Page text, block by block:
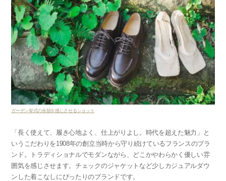
ガーデン挙式の余韻を感じさせるショット
「長く使えて、履き心地よく、仕上がりよし。時代を超えた魅力」と
いうこだわりを1908年の創立当時から守り続けているフランスのブラ
ンド。トラディショナルでモダンながら、どこかやわらかく優しい雰
囲気を感じさせます。チェックのジャケットなど少しカジュアルダウ
ンした着こなしにぴったりのブランドです。